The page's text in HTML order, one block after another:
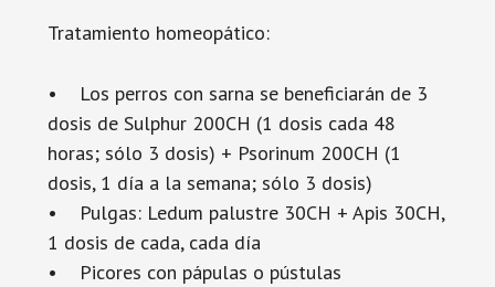
Tratamiento homeopático:
• Los perros con sarna se beneficiarán de 3
dosis de Sulphur 200CH (1 dosis cada 48
horas; sólo 3 dosis) + Psorinum 200CH (1
dosis, 1 día a la semana; sólo 3 dosis)
• Pulgas: Ledum palustre 30CH + Apis 30CH,
1 dosis de cada, cada día
• Picores con pápulas o pústulas